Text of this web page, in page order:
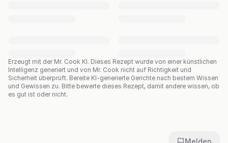
Erzeugt mit der Mr. Cook KI. Dieses Rezept wurde von einer künstlichen
Intelligenz generiert und von Mr. Cook nicht auf Richtigkeit und
Sicherheit überprüft. Bereite KI-generierte Gerichte nach bestem Wissen
und Gewissen zu. Bitte bewerte dieses Rezept, damit andere wissen, ob
es gut ist oder nicht.
Melden